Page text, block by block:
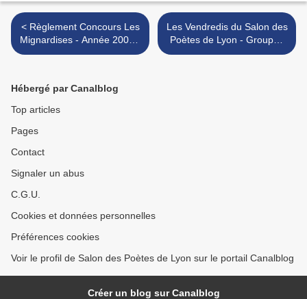
< Règlement Concours Les
Mignardises - Année 2009 -
UNIQUEMENT POUR LES
Les Vendredis du Salon des
Poètes de Lyon - Groupes
d'étude - Année 2008/2009
Hébergé par Canalblog
Top articles
Pages
Contact
Signaler un abus
C.G.U.
Cookies et données personnelles
Préférences cookies
Voir le profil de Salon des Poètes de Lyon sur le portail Canalblog
Créer un blog sur Canalblog